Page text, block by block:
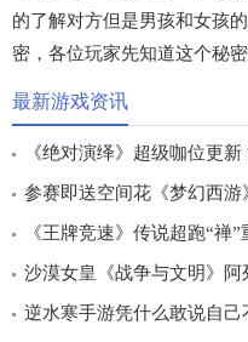
的了解对方但是男孩和女孩
密，各位玩家先知道这个秘密
最新游戏资讯
《绝对演绎》超级咖位更
幻时装免费拿！
参赛即送空间花《梦幻西游
届X9联赛报名进行中！
《王牌竞速》传说超跑“禅”
车合一 竞速飞升！
沙漠女皇《战争与文明》阿
价
逆水寒手游凭什么敢说自己